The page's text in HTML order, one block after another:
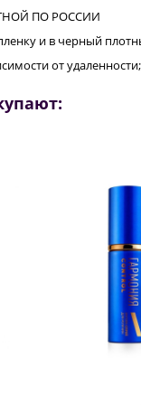
ПО РОССИИ
и в черный
от